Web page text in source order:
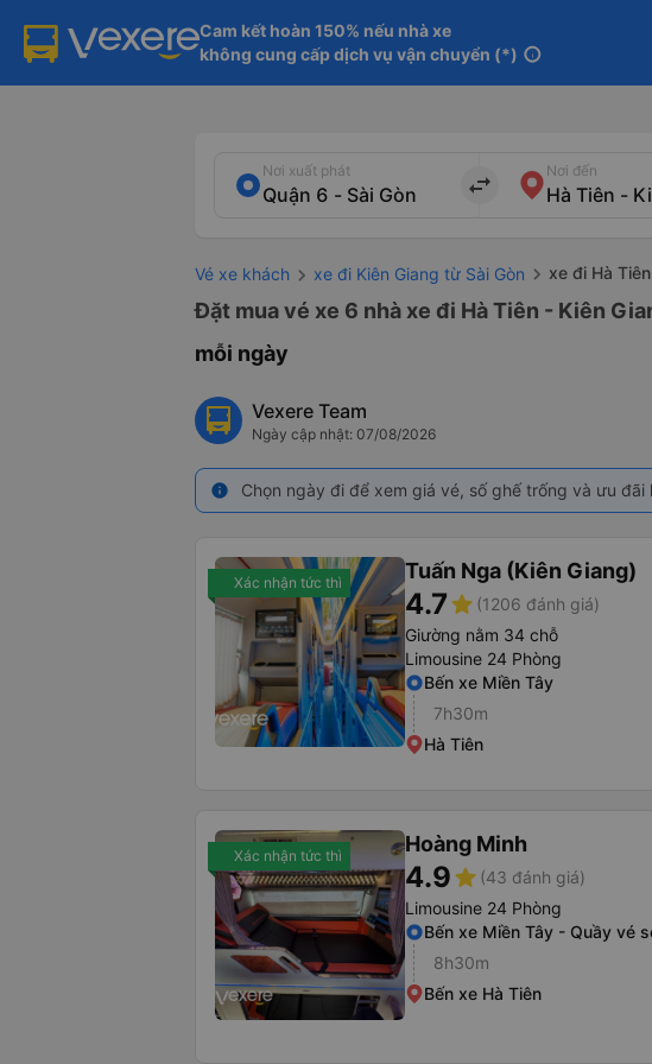
Cam kết hoàn 150% nếu nhà xe
không cung cấp dịch vụ vận chuyển (*) info
Nơi xuất phát
import_export
Nơi đến
Vé xe khách xe đi Kiên Giang từ Sài Gòn xe đi Hà
Đặt mua vé xe 6 nhà xe đi Hà Tiên - Kiên
mỗi ngày
Vexere Team
Ngày cập nhật: 07/08/2026
info Chọn ngày đi để xem giá vé, số ghế trống và ưu đãi
Xác nhận tức thì Tuấn Nga (Kiên Giang)
4.7star (1206 đánh giá)
Giường nằm 34 chỗ
Limousine 24 Phòng
Bến xe Miền Tây
7h30m
Hà Tiên
Xác nhận tức thì Hoàng Minh
4.9star (43 đánh giá)
Limousine 24 Phòng
Bến xe Miền Tây - Quầy vé
8h30m
Bến xe Hà Tiên